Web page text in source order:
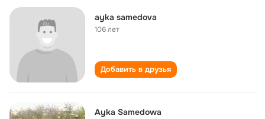
ayka samedova
106 лет
Добавить в друзья
Ayka Samedowa